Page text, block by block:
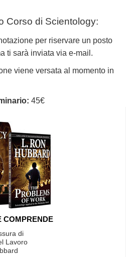
Corso di Scientology:
per riservare un posto
ti sarà inviata via e-mail.
viene versata al momento in
45€
COMPRENDE
di
Lavoro